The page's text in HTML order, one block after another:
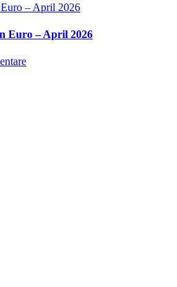
– April 2026
Euro – April 2026